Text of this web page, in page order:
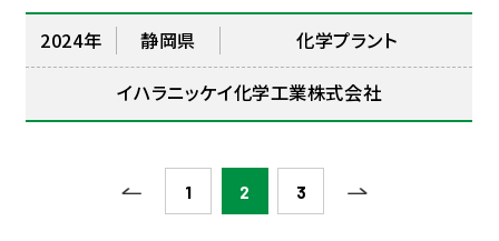
2024年 静岡県
化学プラント
イハラニッケイ化学工業株式会社
1 2 3